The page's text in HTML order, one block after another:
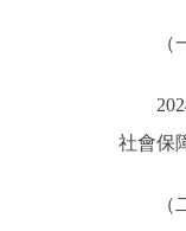
社會保